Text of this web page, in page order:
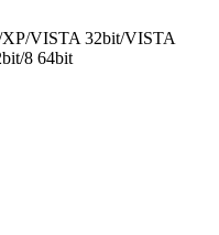
VISTA 32bit/VISTA
8 64bit